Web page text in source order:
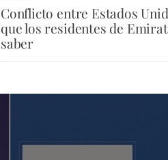
Conflicto entre Estados
que los residentes de
saber